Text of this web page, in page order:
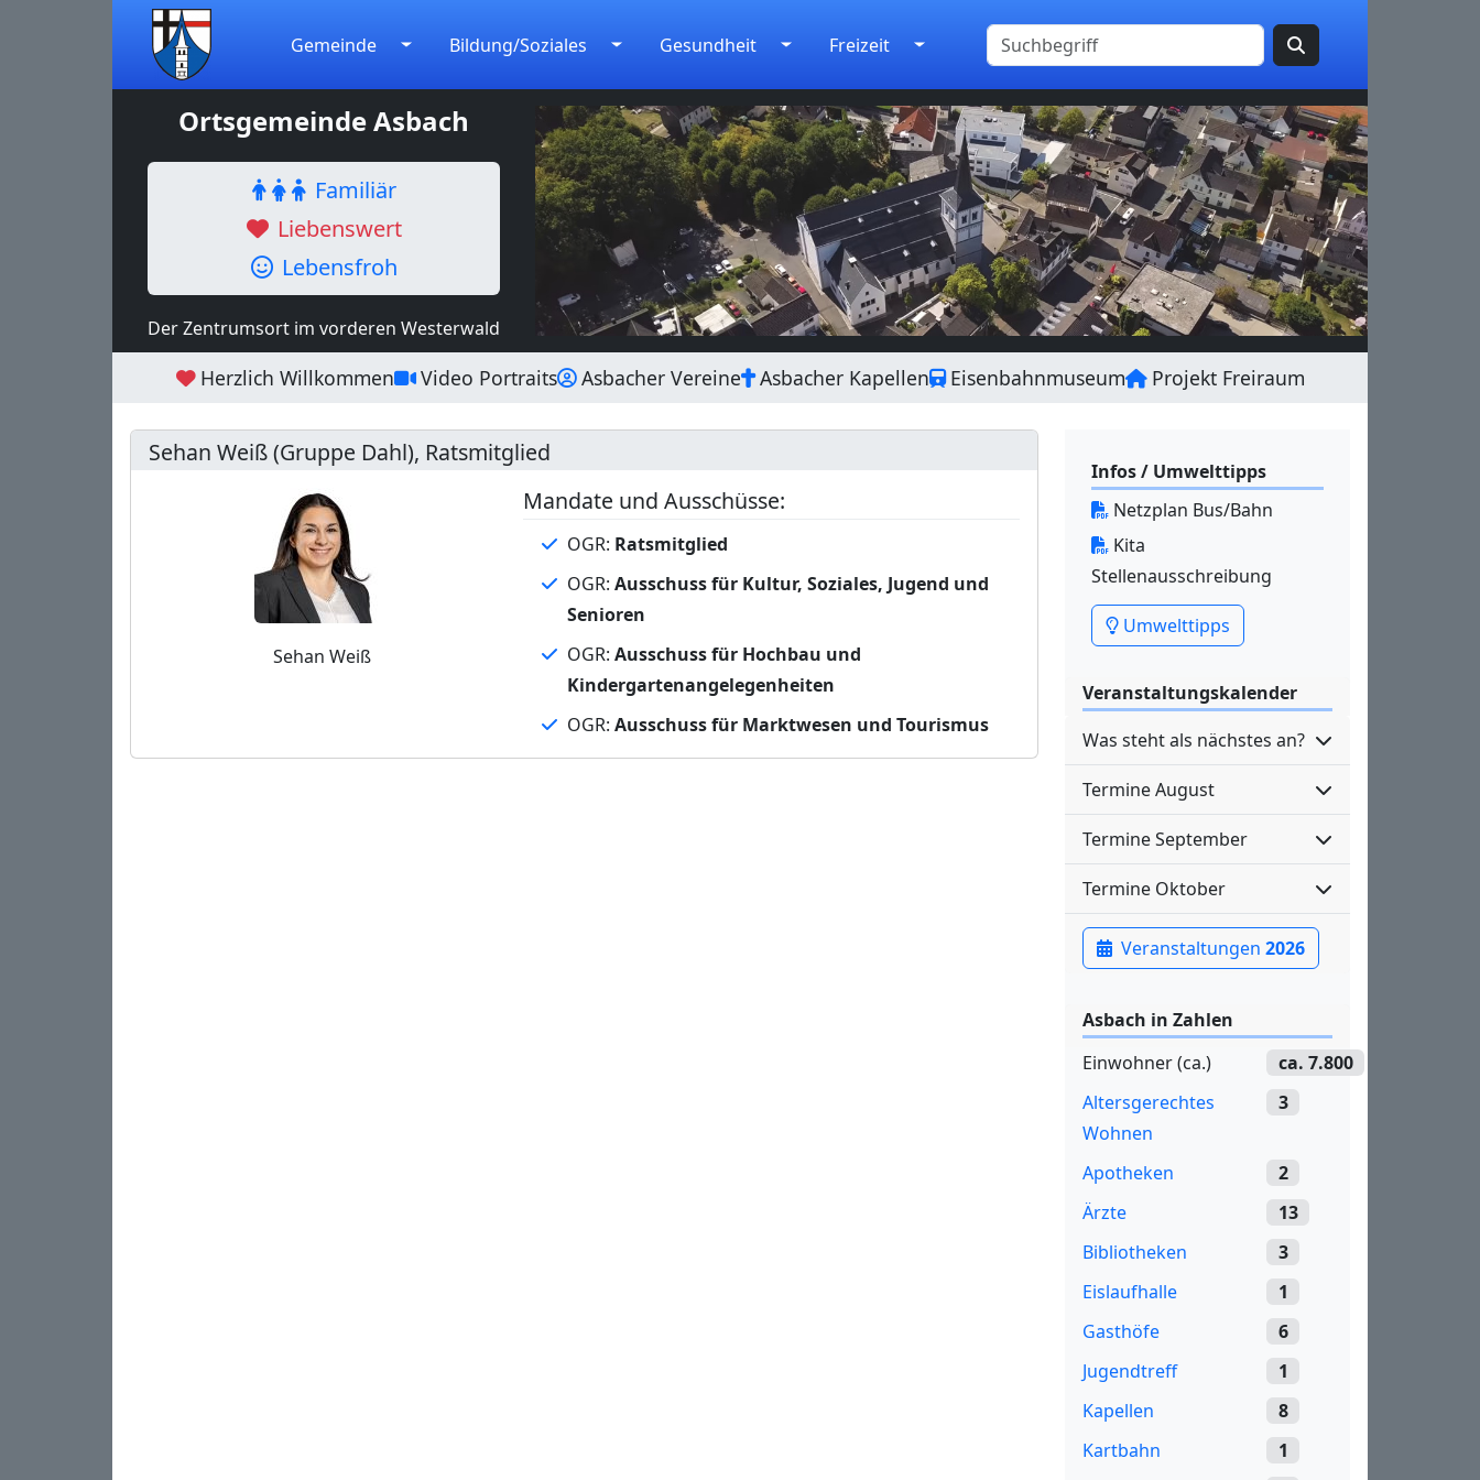
Gemeinde Bildung/Soziales Gesundheit Freizeit
Ortsgemeinde Asbach
Familiär
Liebenswert
Lebensfroh
Der Zentrumsort im vorderen Westerwald
Herzlich Willkommen Video Portraits Asbacher Vereine Asbacher Kapellen Eisenbahnmuseum Projekt Freiraum
Sehan Weiß (Gruppe Dahl), Ratsmitglied
Sehan Weiß
Mandate und Ausschüsse:
OGR: Ratsmitglied
OGR: Ausschuss für Kultur, Soziales, Jugend und
Senioren
OGR: Ausschuss für Hochbau und
Kindergartenangelegenheiten
OGR: Ausschuss für Marktwesen und Tourismus
Infos / Umwelttipps
Netzplan Bus/Bahn
Kita
Stellenausschreibung
Umwelttipps
Veranstaltungskalender
Was steht als nächstes an?
Termine August
Termine September
Termine Oktober
Veranstaltungen 2026
Asbach in Zahlen
Einwohner (ca.)
ca. 7.800
Altersgerechtes
Wohnen
3
Apotheken
2
Ärzte
13
Bibliotheken
3
Eislaufhalle
1
Gasthöfe
6
Jugendtreff
1
Kapellen
8
Kartbahn
1